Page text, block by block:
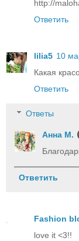
http://
Ответить
lilia5 10
Какая
Ответить
Ответы
Анна М.
Ответить
Fashion
love it <3!!